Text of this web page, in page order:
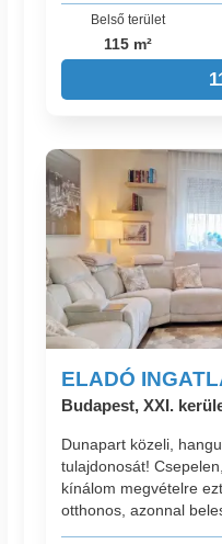
Belső terület
115 m²
ELADÓ
Budapest, XXI.
Dunapart közeli,
tulajdonosát!
kínálom megvételre
otthonos, azonnal